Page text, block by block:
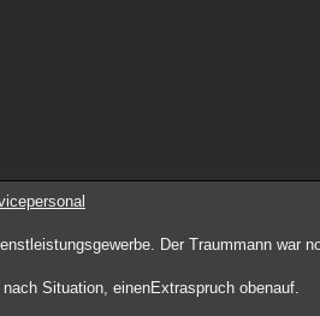
Der Traummann war
Situation, einenExtraspruch obenauf.